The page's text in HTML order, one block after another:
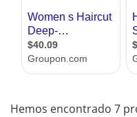
Hemos encontrado 7